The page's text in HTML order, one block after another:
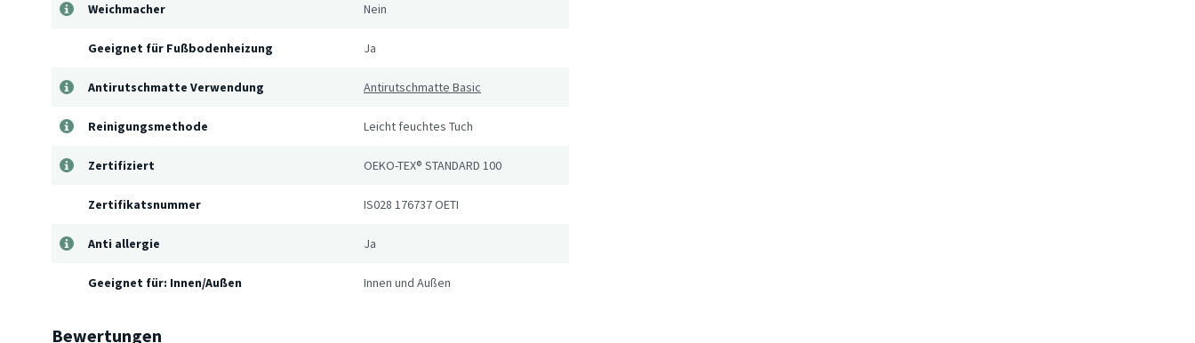
Weichmacher Nein
Geeignet für Fußbodenheizung Ja
Antirutschmatte Verwendung Antirutschmatte Basic
Reinigungsmethode Leicht feuchtes Tuch
Zertifiziert OEKO-TEX® STANDARD 100
Zertifikatsnummer IS028 176737 OETI
Anti allergie Ja
Geeignet für: Innen/Außen Innen und Außen
Bewertungen